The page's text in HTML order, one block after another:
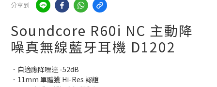
💰新會員送 $88 購物金
分享到
Soundcore R60i NC 主動降
噪真無線藍牙耳機 D1202
．自適應降噪達 -52dB
．11mm 單體獲 Hi-Res 認證